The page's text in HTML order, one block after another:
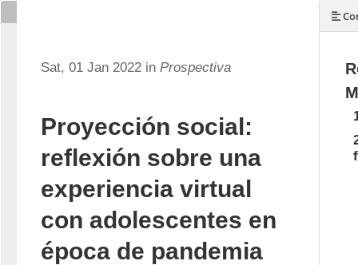
Sat, 01 Jan 2022 in Prospectiva
Proyección social:
reflexión sobre una
experiencia virtual
con adolescentes en
época de pandemia